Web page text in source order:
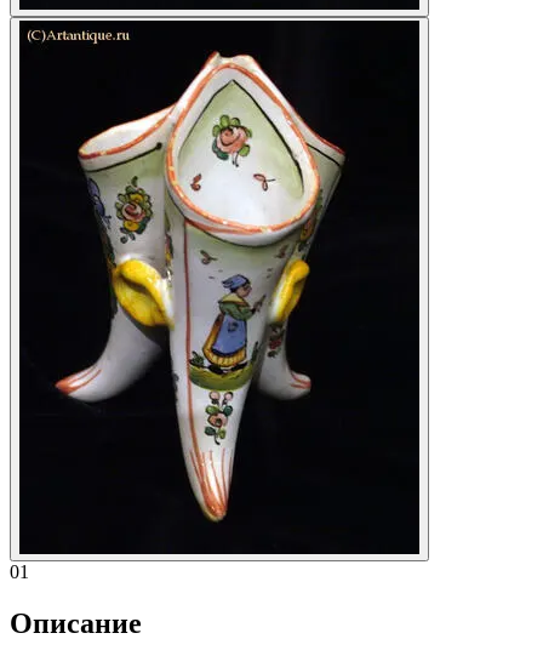
01
Описание